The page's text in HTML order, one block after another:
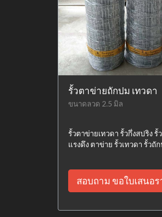
รั้วตาข่ายถักปม เทวดา
ขนาดลวด 2.5 มิล
รั้วตาข่ายเทวดา รั้วกึ่งสปริง รั้
แรงดึง ตาข่าย รั้วเทวดา รั้วถั
สอบถาม ขอใบเสนอร